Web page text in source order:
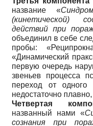
название «
(кинетической)
действий при
объединил в себе
пробы:
«Динамический
первую очередь
звеньев процесса
переход от одного
недостаточно
Четвертая
названный нами «
сознания при